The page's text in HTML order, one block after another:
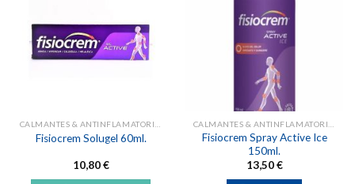
a la
lista de
deseos
Fisiocrem Solugel 60ml.
10,80€
Fisiocrem Spray Active Ice
150ml.
13,50€